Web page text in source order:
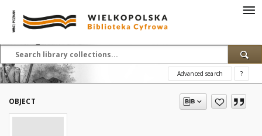
Advanced search ?
OBJECT